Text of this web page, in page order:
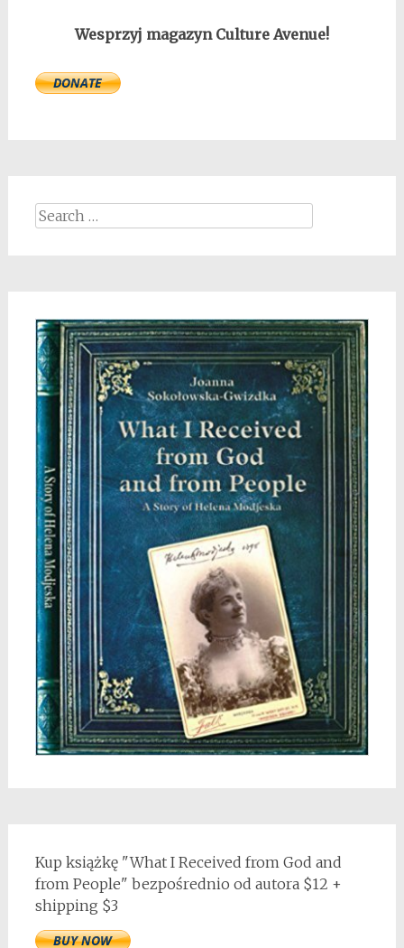
Wesprzyj magazyn Culture Avenue!
Search
for:
Kup książkę "What I Received from God and
from People" bezpośrednio od autora $12 +
shipping $3